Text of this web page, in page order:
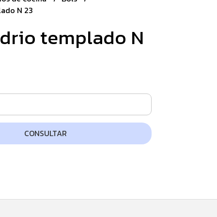
N 23
templado N
CONSULTAR